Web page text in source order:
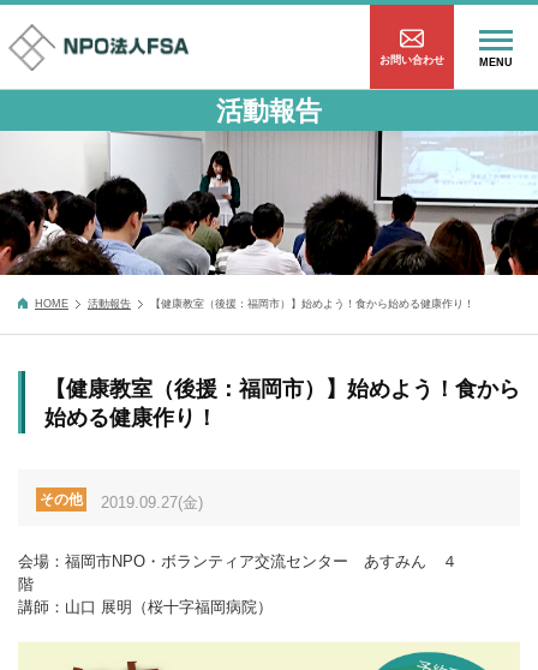
お問い合わせ MENU
活動報告
HOME 活動報告 【健康教室（後援：福岡市）】始めよう！食から始める健康作り！
【健康教室（後援：福岡市）】始めよう！食から
始める健康作り！
その他 2019.09.27(金)
会場：福岡市NPO・ボランティア交流センター あすみん ４
階
講師：山口 展明（桜十字福岡病院）